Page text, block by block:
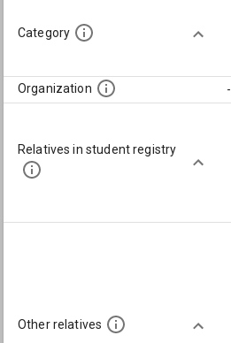
Category
Organization -
Relatives in student registry
Other relatives